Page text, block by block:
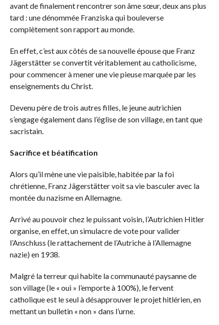
avant de finalement rencontrer son âme sœur, deux ans plus
tard : une dénommée Franziska qui bouleverse
complètement son rapport au monde.
En effet, c’est aux côtés de sa nouvelle épouse que Franz
Jägerstätter se convertit véritablement au catholicisme,
pour commencer à mener une vie pieuse marquée par les
enseignements du Christ.
Devenu père de trois autres filles, le jeune autrichien
s’engage également dans l’église de son village, en tant que
sacristain.
Sacrifice et béatification
Alors qu’il mène une vie paisible, habitée par la foi
chrétienne, Franz Jägerstätter voit sa vie basculer avec la
montée du nazisme en Allemagne.
Arrivé au pouvoir chez le puissant voisin, l’Autrichien Hitler
organise, en effet, un simulacre de vote pour valider
l’Anschluss (le rattachement de l’Autriche à l’Allemagne
nazie) en 1938.
Malgré la terreur qui habite la communauté paysanne de
son village (le « oui » l’emporte à 100%), le fervent
catholique est le seul à désapprouver le projet hitlérien, en
mettant un bulletin « non » dans l’urne.